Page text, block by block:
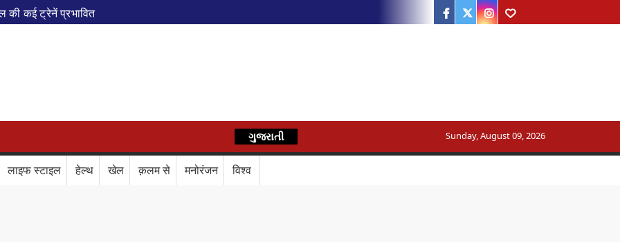
की कई ट्रेनें प्रभावित
ट्रेन
विस्तारित
में बड़ा बदलाव
ऑफ इंडिया’ सम्मान
दिया बड़ा संदेश
Train Route Diversion: अहमदाबाद–दरभंगा स्पेशल ट्रेन का मार्ग बदला
डिजिटल कवच
BPCL Ethanol Case: इथेनॉल आवंटन विवाद पर सरकार का जवाब
Facebook
Twitter
Instagram
Youtube
हिन्दी
ગુજરાતી Sunday, August 09, 2026
लाइफ स्टाइल हेल्थ खेल क़लम से मनोरंजन विश्व